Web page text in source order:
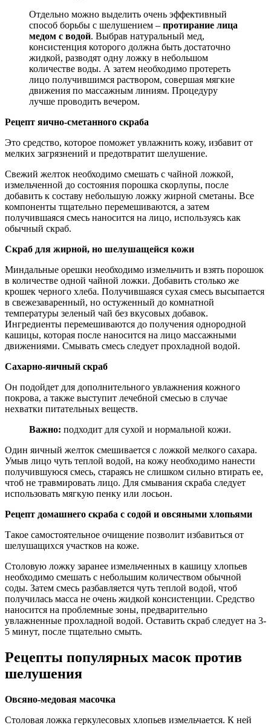
Отдельно можно выделить очень эффективный
способ борьбы с шелушением – протирание лица
медом с водой. Выбрав натуральный мед,
консистенция которого должна быть достаточно
жидкой, разводят одну ложку в небольшом
количестве воды. А затем необходимо протереть
лицо получившимся раствором, совершая мягкие
движения по массажным линиям. Процедуру
лучше проводить вечером.
Рецепт яично-сметанного скраба
Это средство, которое поможет увлажнить кожу, избавит от
мелких загрязнений и предотвратит шелушение.
Свежий желток необходимо смешать с чайной ложкой,
измельченной до состояния порошка скорлупы, после
добавить к составу небольшую ложку жирной сметаны. Все
компоненты тщательно перемешиваются, а затем
получившаяся смесь наносится на лицо, используясь как
обычный скраб.
Скраб для жирной, но шелушащейся кожи
Миндальные орешки необходимо измельчить и взять порошок
в количестве одной чайной ложки. Добавить столько же
крошек черного хлеба. Получившаяся сухая смесь высыпается
в свежезаваренный, но остуженный до комнатной
температуры зеленый чай без вкусовых добавок.
Ингредиенты перемешиваются до получения однородной
кашицы, которая после наносится на лицо массажными
движениями. Смывать смесь следует прохладной водой.
Сахарно-яичный скраб
Он подойдет для дополнительного увлажнения кожного
покрова, а также выступит лечебной смесью в случае
нехватки питательных веществ.
Важно: подходит для сухой и нормальной кожи.
Один яичный желток смешивается с ложкой мелкого сахара.
Умыв лицо чуть теплой водой, на кожу необходимо нанести
получившуюся смесь, стараясь не слишком сильно втирать ее,
чтоб не травмировать лицо. Для смывания скраба следует
использовать мягкую пенку или лосьон.
Рецепт домашнего скраба с содой и овсяными хлопьями
Такое самостоятельное очищение позволит избавиться от
шелушащихся участков на коже.
Столовую ложку заранее измельченных в кашицу хлопьев
необходимо смешать с небольшим количеством обычной
соды. Затем смесь разбавляется чуть теплой водой, чтоб
получилась масса не очень жидкой консистенции. Средство
наносится на проблемные зоны, предварительно
увлажненные прохладной водой. Оставить скраб следует на 3-
5 минут, после тщательно смыть.
Рецепты популярных масок против
шелушения
Овсяно-медовая масочка
Столовая ложка геркулесовых хлопьев измельчается. К ней